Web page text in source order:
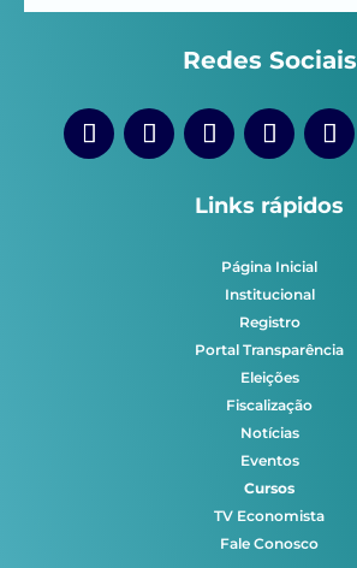
Redes Sociais
Links rápidos
Página Inicial
Institucional
Registro
Portal Transparência
Eleições
Fiscalização
Notícias
Eventos
Cursos
TV Economista
Fale Conosco